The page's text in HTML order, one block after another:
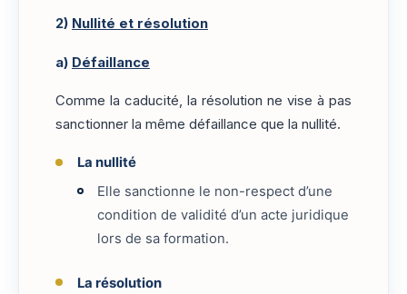
2) Nullité et résolution
a) Défaillance
Comme la caducité, la résolution ne vise à pas
sanctionner la même défaillance que la nullité.
La nullité
Elle sanctionne le non-respect d’une
condition de validité d’un acte juridique
lors de sa formation.
La résolution